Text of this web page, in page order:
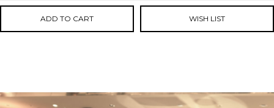
ADD TO CART WISH LIST